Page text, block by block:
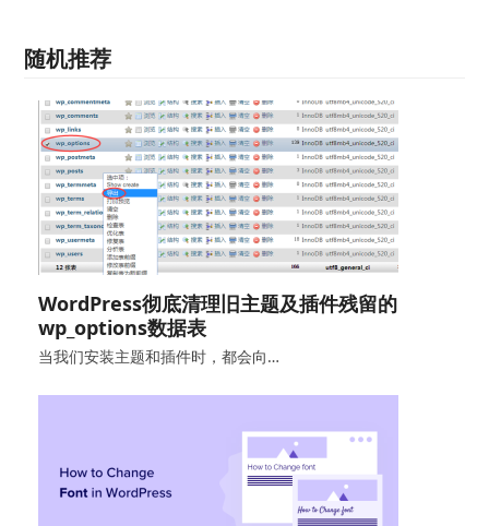
随机推荐
WordPress彻底清理旧主题及插件残留的
wp_options数据表
当我们安装主题和插件时，都会向…